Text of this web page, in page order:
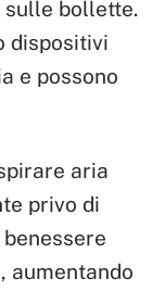
sulle bollette.
dispositivi
e possono
aria
privo di
aumentando